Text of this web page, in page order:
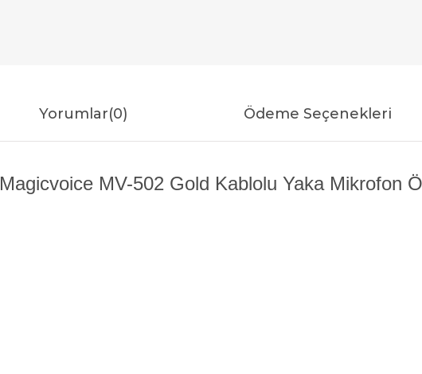
Yorumlar(0) Ödeme Seçenekleri
Magicvoice MV-502 Gold Kablolu Yaka Mikrofon